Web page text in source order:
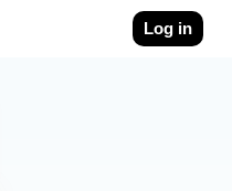
Log in